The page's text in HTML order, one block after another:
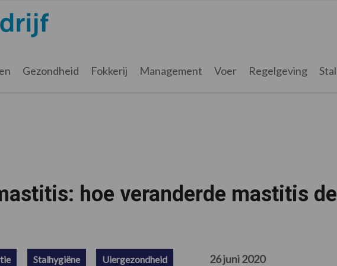
Gezondheid Fokkerij Management Voer Regelgeving Stal
hoe veranderde mastitis de
Stalhygiëne Uiergezondheid 26 juni 2020